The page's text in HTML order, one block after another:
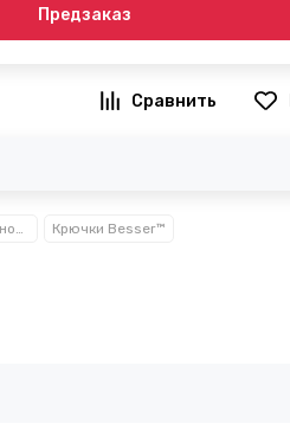
Предзаказ
Аксессуары для ванной комнаты TM Besser Крючки Besser™